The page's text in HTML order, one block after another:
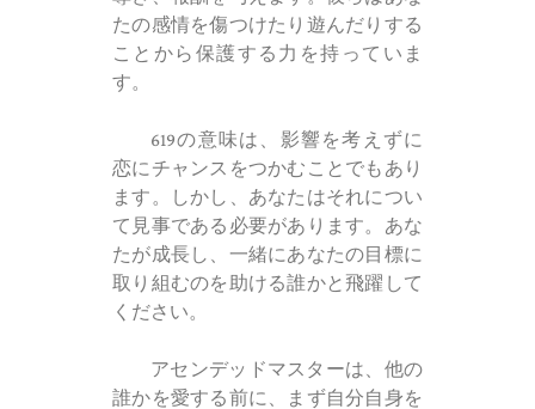
たの感情を傷つけたり遊んだりする
ことから保護する力を持っていま
す。
619の意味は、影響を考えずに
恋にチャンスをつかむことでもあり
ます。しかし、あなたはそれについ
て見事である必要があります。あな
たが成長し、一緒にあなたの目標に
取り組むのを助ける誰かと飛躍して
ください。
アセンデッドマスターは、他の
誰かを愛する前に、まず自分自身を